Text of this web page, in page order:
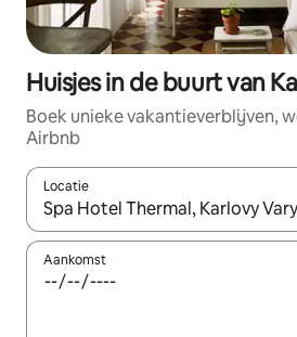
Huisjes in de buurt van
Boek unieke vakantieverblijven,
Airbnb
Locatie
Wanneer er suggesties
Aankomst